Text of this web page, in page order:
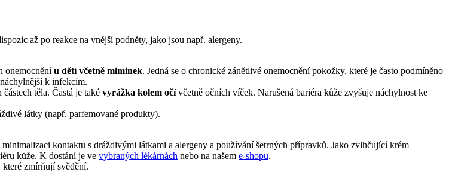
až po reakce na vnější podněty, jako jsou např. alergeny.
onemocněníu dětí včetně miminek. Jedná se o chronické zánětlivé onemocnění pokožky, které je často podmíněno
k infekcím.
těla. Častá je také vyrážka kolem očívčetně očních víček. Narušená bariéra kůže zvyšuje náchylnost ke
látky (např. parfemované produkty).
kontaktu s dráždivými látkami a alergeny a používání šetrných přípravků. Jako zvlhčující krém
kůže. K dostání je ve vybraných lékárnách nebo na našem e-shopu.
zmírňují svědění.